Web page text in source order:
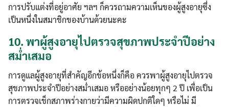
การปรับแต่งที่อยู่อาศัย ฯลฯ ก็ควรถามความเห็นของผู้สูงอายุซึ่ง
เป็นหนึ่งในสมาชิกของบ้านด้วยนะคะ
10. พาผู้สูงอายุไปตรวจสุขภาพประจำปีอย่าง
สม่ำเสมอ
การดูแลผู้สูงอายุที่สำคัญอีกข้อหนึ่งก็คือ ควรพาผู้สูงอายุไปตรวจ
สุขภาพประจำปีอย่างสม่ำเสมอ หรืออย่างน้อยทุกๆ 2 ปี เพื่อเป็น
การตรวจเช็กสภาพร่างกายว่ามีความผิดปกติใดๆ หรือไม่ มี